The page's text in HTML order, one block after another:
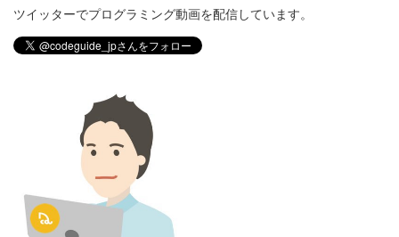
ツイッターでプログラミング動画を配信しています。